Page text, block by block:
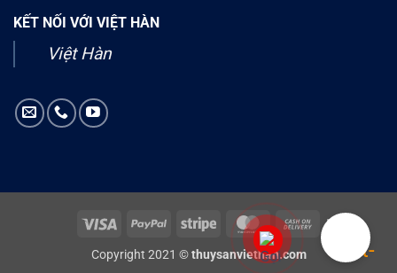
KẾT NỐI VỚI VIỆT HÀN
Việt Hàn
Visa PayPal Stripe MasterCardCash
On
Delivery
Copyright 2021 ©thuysanviethan.com